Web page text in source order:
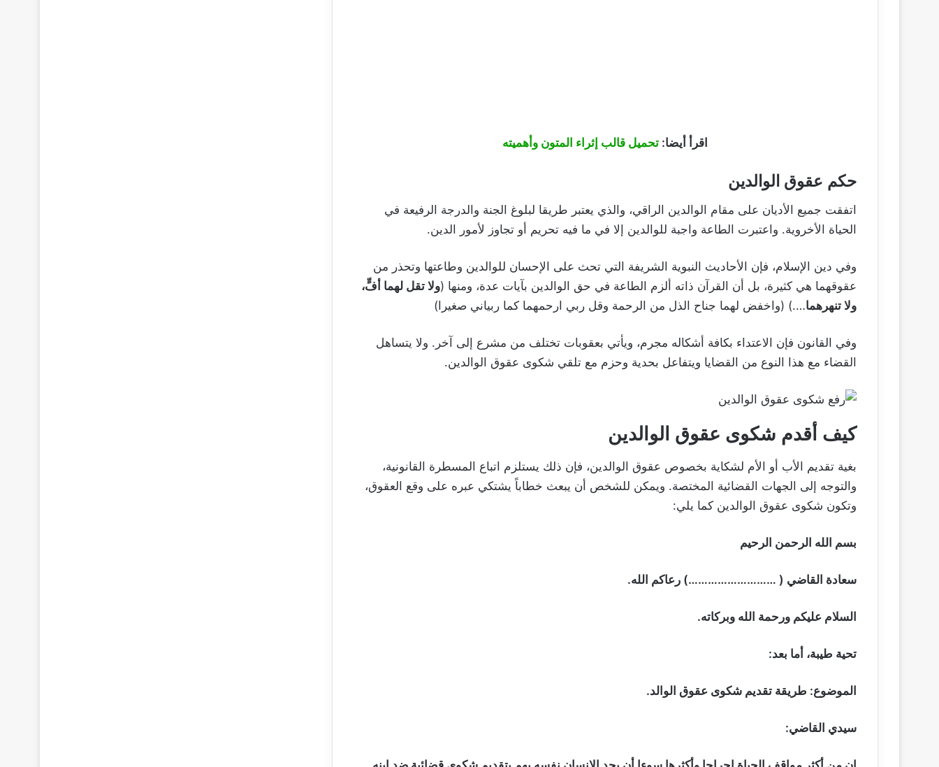
اقرأ أيضا: تحميل قالب إثراء المتون وأهميته
حكم عقوق الوالدين
اتفقت جميع الأديان على مقام الوالدين الراقي، والذي يعتبر طريقا لبلوغ الجنة والدرجة الرفيعة في
الحياة الأخروية. واعتبرت الطاعة واجبة للوالدين إلا في ما فيه تحريم أو تجاوز لأمور الدين.
وفي دين الإسلام، فإن الأحاديث النبوية الشريفة التي تحث على الإحسان للوالدين وطاعتها وتحذر من
عقوقهما هي كثيرة، بل أن القرآن ذاته ألزم الطاعة في حق الوالدين بآيات عدة، ومنها (ولا تقل لهما أفٍّ،
ولا تنهرهما….) (واخفض لهما جناح الذل من الرحمة وقل ربي ارحمهما كما ربياني صغيرا)
وفي القانون فإن الاعتداء بكافة أشكاله مجرم، ويأتي بعقوبات تختلف من مشرع إلى آخر. ولا يتساهل
القضاء مع هذا النوع من القضايا ويتفاعل بحدية وحزم مع تلقي شكوى عقوق الوالدين.
كيف أقدم شكوى عقوق الوالدين
بغية تقديم الأب أو الأم لشكاية بخصوص عقوق الوالدين، فإن ذلك يستلزم اتباع المسطرة القانونية،
والتوجه إلى الجهات القضائية المختصة. ويمكن للشخص أن يبعث خطاباً يشتكي عبره على وقع العقوق،
وتكون شكوى عقوق الوالدين كما يلي:
بسم الله الرحمن الرحيم
سعادة القاضي ( ………………………) رعاكم الله.
السلام عليكم ورحمة الله وبركاته.
تحية طيبة، أما بعد:
الموضوع: طريقة تقديم شكوى عقوق الوالد.
سيدي القاضي: